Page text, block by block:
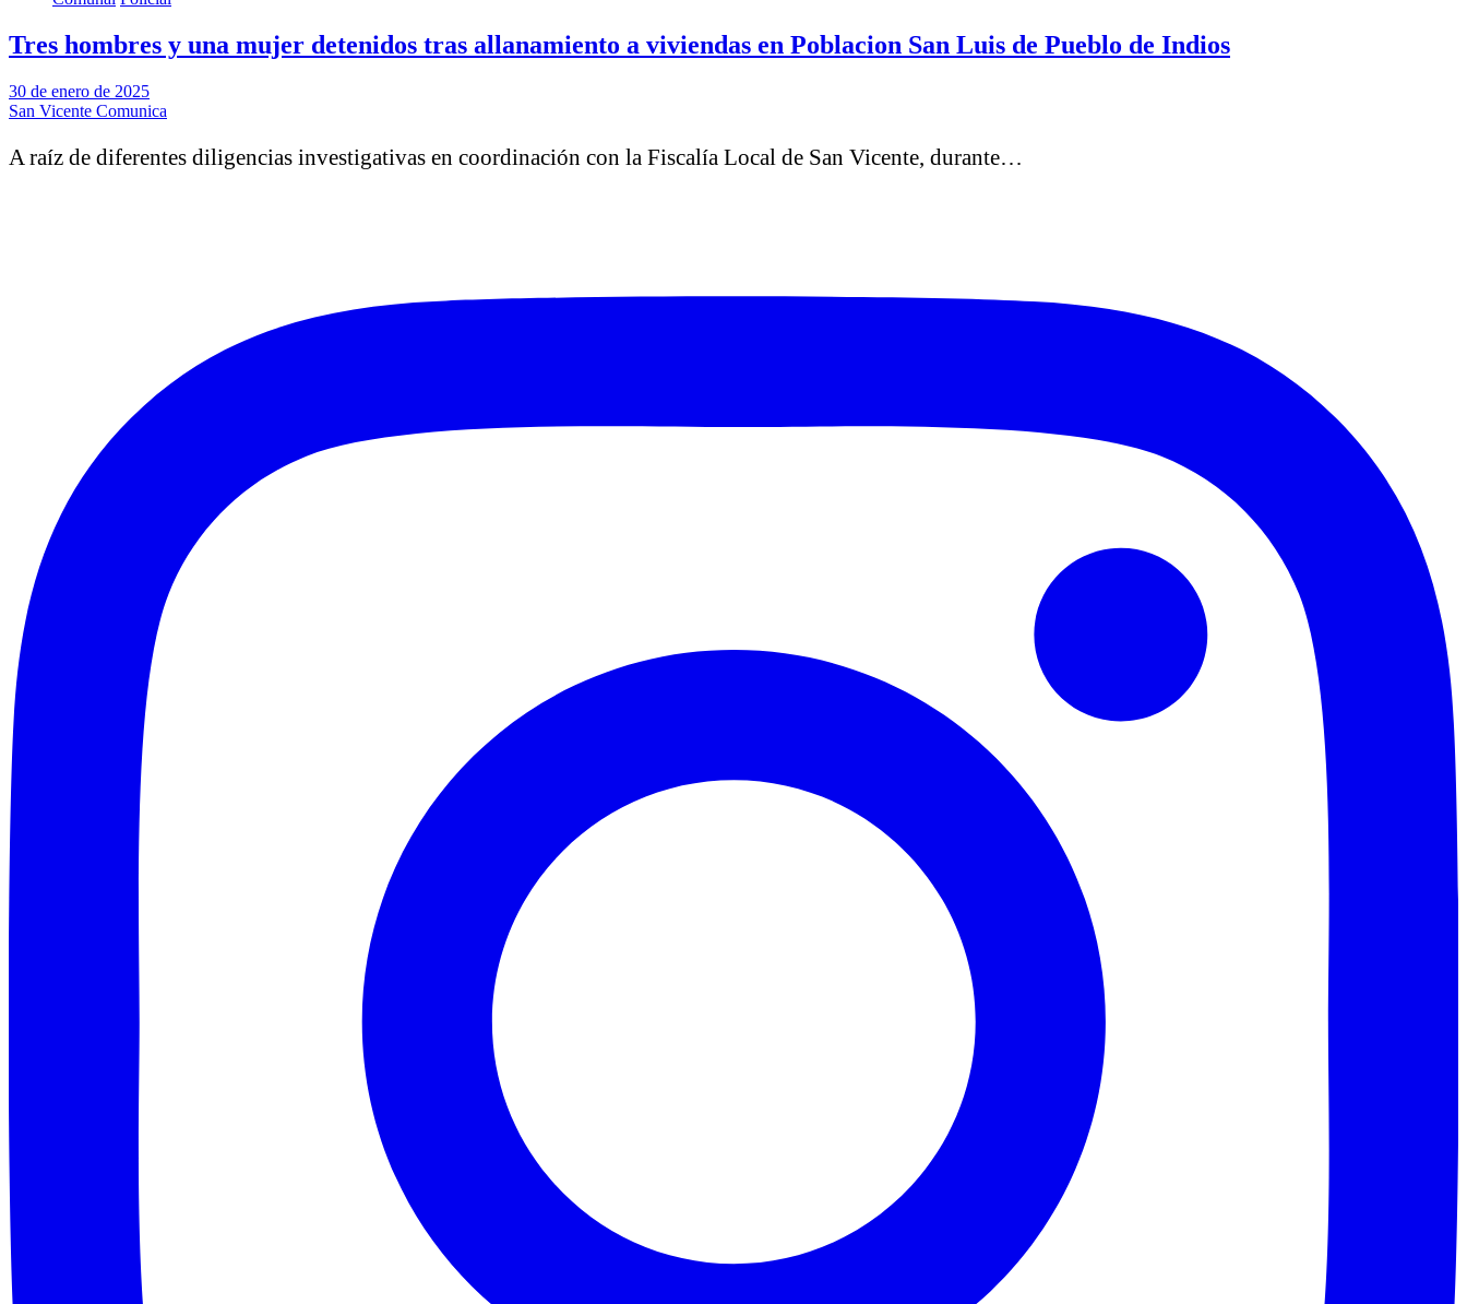
Tres hombres y una mujer detenidos tras allanamiento a viviendas en Poblacion San Luis de Pueblo de Indios
30 de enero de 2025
San Vicente Comunica
A raíz de diferentes diligencias investigativas en coordinación con la Fiscalía Local de San Vicente, durante…